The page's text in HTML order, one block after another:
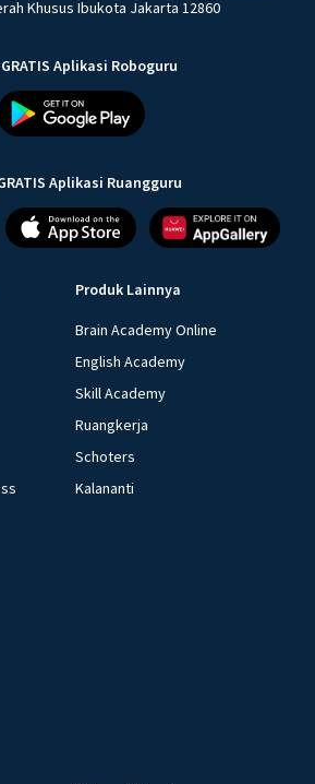
Khusus Ibukota Jakarta 12860
Aplikasi Roboguru
Aplikasi Ruangguru
Produk Lainnya
Brain Academy Online
English Academy
Skill Academy
Ruangkerja
Schoters
Kalananti